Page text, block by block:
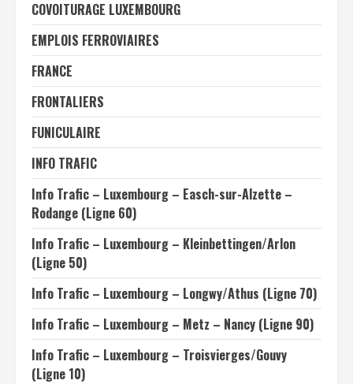
COVOITURAGE LUXEMBOURG
EMPLOIS FERROVIAIRES
FRANCE
FRONTALIERS
FUNICULAIRE
INFO TRAFIC
Info Trafic – Luxembourg – Easch-sur-Alzette –
Rodange (Ligne 60)
Info Trafic – Luxembourg – Kleinbettingen/Arlon
(Ligne 50)
Info Trafic – Luxembourg – Longwy/Athus (Ligne 70)
Info Trafic – Luxembourg – Metz – Nancy (Ligne 90)
Info Trafic – Luxembourg – Troisvierges/Gouvy
(Ligne 10)